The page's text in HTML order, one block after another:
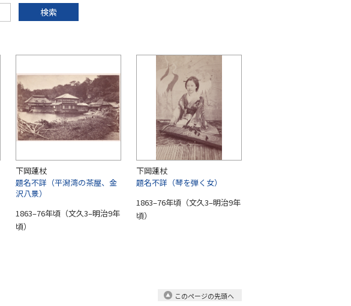
下岡蓮杖
題名不詳（平潟湾の茶屋、金
沢八景）
1863–76年頃（文久3–明治9年
頃）
下岡蓮杖
題名不詳（琴を弾く女）
1863–76年頃（文久3–明治9年
頃）
このページの先頭へ